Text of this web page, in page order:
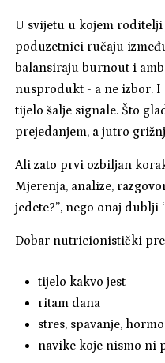
U svijetu u kojem
poduzetnici ručaju
balansiraju burnout i
nusprodukt - a ne izbor.
tijelo šalje signale. Što
prejedanjem, a jutro
Ali zato prvi ozbiljan
Mjerenja, analize,
jedete?”, nego onaj dublji
Dobar nutricionistički
tijelo kakvo jest
ritam dana
stres, spavanje,
navike koje nismo ni